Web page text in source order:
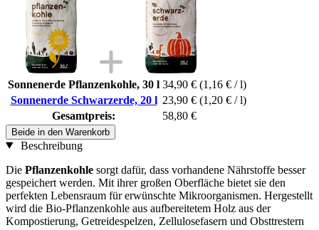
Sonnenerde Pflanzenkohle, 30 l 34,90 € (1,16 € / l)
Sonnenerde Schwarzerde, 20 l 23,90 € (1,20 € / l)
Gesamtpreis:
58,80 €
Beide in den Warenkorb
Beschreibung
Die Pflanzenkohle sorgt dafür, dass vorhandene Nährstoffe besser
gespeichert werden. Mit ihrer großen Oberfläche bietet sie den
perfekten Lebensraum für erwünschte Mikroorganismen. Hergestellt
wird die Bio-Pflanzenkohle aus aufbereitetem Holz aus der
Kompostierung, Getreidespelzen, Zellulosefasern und Obsttrestern